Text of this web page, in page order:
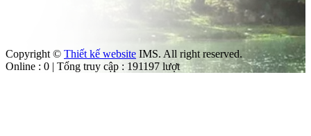
Copyright © Thiết kế website IMS. All right reserved.
Online : 0 | Tổng truy cập : 191197 lượt